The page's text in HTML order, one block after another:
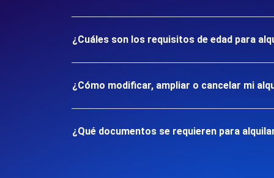
¿Cuáles son los requisitos de edad para
¿Cómo modificar, ampliar o cancelar mi
¿Qué documentos se requieren para